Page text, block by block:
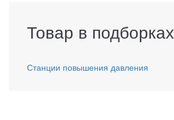
Товар в подборках
Станции повышения давления